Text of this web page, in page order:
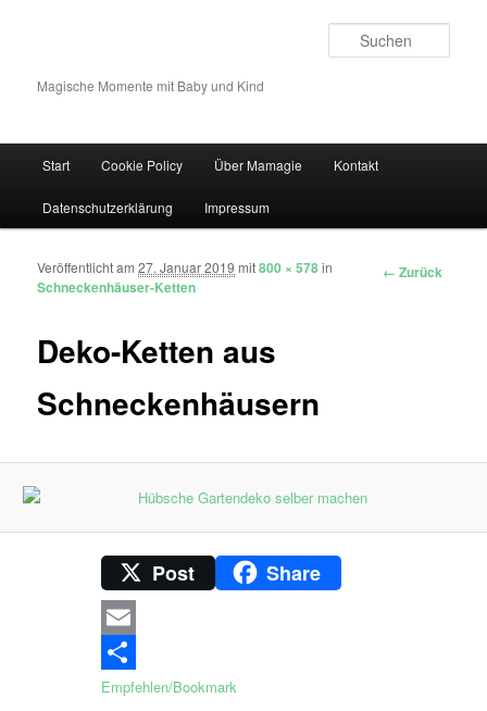
Magische Momente mit Baby und Kind
Zum Inhalt wechseln
Zum sekundären Inhalt wechseln
Start Cookie Policy Über Mamagie Kontakt
Datenschutzerklärung Impressum
Bilder-Navigation ← Zurück
Deko-Ketten aus
Schneckenhäusern
Veröffentlicht am27. Januar 2019 mit800 × 578in
Schneckenhäuser-Ketten
Post Share
Email
Empfehlen/Bookmark